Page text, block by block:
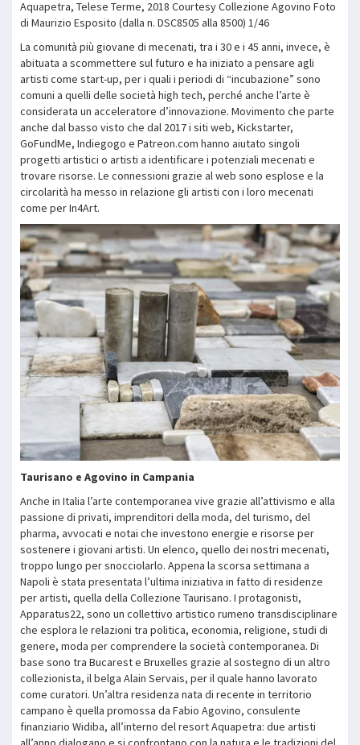
Aquapetra, Telese Terme, 2018 Courtesy Collezione Agovino Foto
di Maurizio Esposito (dalla n. DSC8505 alla 8500) 1/46
La comunità più giovane di mecenati, tra i 30 e i 45 anni, invece, è
abituata a scommettere sul futuro e ha iniziato a pensare agli
artisti come start-up, per i quali i periodi di “incubazione” sono
comuni a quelli delle società high tech, perché anche l’arte è
considerata un acceleratore d’innovazione. Movimento che parte
anche dal basso visto che dal 2017 i siti web, Kickstarter,
GoFundMe, Indiegogo e Patreon.com hanno aiutato singoli
progetti artistici o artisti a identificare i potenziali mecenati e
trovare risorse. Le connessioni grazie al web sono esplose e la
circolarità ha messo in relazione gli artisti con i loro mecenati
come per In4Art.
Taurisano e Agovino in Campania
Anche in Italia l’arte contemporanea vive grazie all’attivismo e alla
passione di privati, imprenditori della moda, del turismo, del
pharma, avvocati e notai che investono energie e risorse per
sostenere i giovani artisti. Un elenco, quello dei nostri mecenati,
troppo lungo per snocciolarlo. Appena la scorsa settimana a
Napoli è stata presentata l’ultima iniziativa in fatto di residenze
per artisti, quella della Collezione Taurisano. I protagonisti,
Apparatus22, sono un collettivo artistico rumeno transdisciplinare
che esplora le relazioni tra politica, economia, religione, studi di
genere, moda per comprendere la società contemporanea. Di
base sono tra Bucarest e Bruxelles grazie al sostegno di un altro
collezionista, il belga Alain Servais, per il quale hanno lavorato
come curatori. Un’altra residenza nata di recente in territorio
campano è quella promossa da Fabio Agovino, consulente
finanziario Widiba, all’interno del resort Aquapetra: due artisti